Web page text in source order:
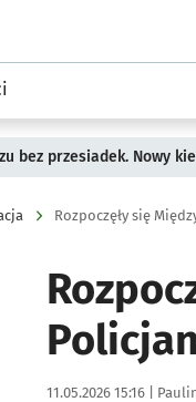
bez przesiadek. Nowy
Rozpoczęły się
Data publikacji:
11.05.2026 15:16 | Autor: